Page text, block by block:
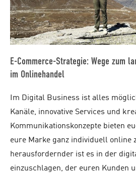
E-Commerce-Strategie: Wege zum
im Onlinehandel
Im Digital Business ist alles
Kanäle, innovative Services und
Kommunikationskonzepte bieten
eure Marke ganz individuell online
herausfordernder ist es in der
einzuschlagen, der euren Kunden